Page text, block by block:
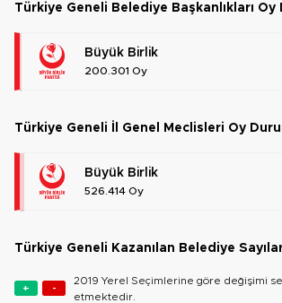
Türkiye Geneli Belediye Başkanlıkları Oy
Büyük Birlik
200.301 Oy
Türkiye Geneli İl Genel Meclisleri Oy
Büyük Birlik
526.414 Oy
Türkiye Geneli Kazanılan Belediye
+ -
2019 Yerel Seçimlerine göre değişimi
etmektedir.